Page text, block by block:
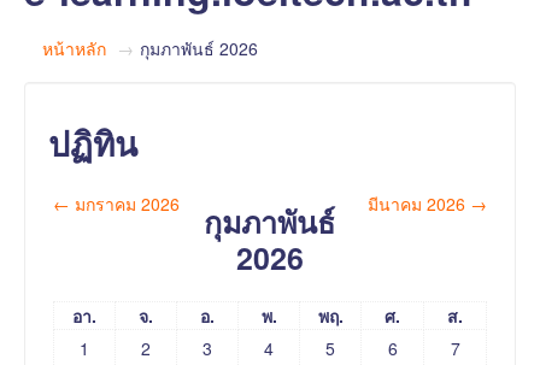
หน้าหลัก → กุมภาพันธ์ 2026
ปฏิทิน
← มกราคม 2026
กุมภาพันธ์
2026
มีนาคม 2026 →
อา. จ. อ. พ. พฤ. ศ.
ส.
1
2 3 4 5 6 7